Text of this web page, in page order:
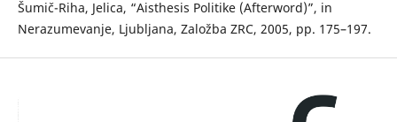
Šumič-Riha, Jelica, “Aisthesis Politike (Afterword)”, in
Nerazumevanje, Ljubljana, Založba ZRC, 2005, pp. 175–197.